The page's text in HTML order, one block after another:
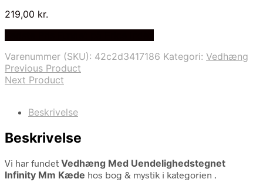
219,00 kr.
Varenummer (SKU): 42c2d3417186 Kategori: Vedhæng
Previous Product
Next Product
Beskrivelse
Beskrivelse
Vi har fundet Vedhæng Med Uendelighedstegnet
Infinity Mm Kæde hos bog & mystik i kategorien .